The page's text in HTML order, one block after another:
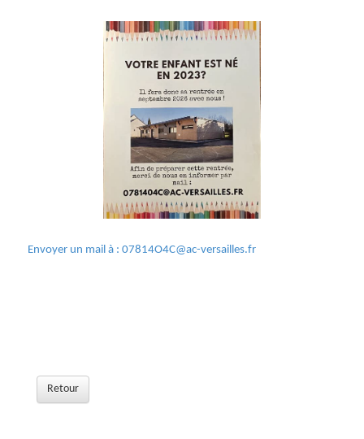
Envoyer un mail à : 07814O4C@ac-versailles.fr
Retour